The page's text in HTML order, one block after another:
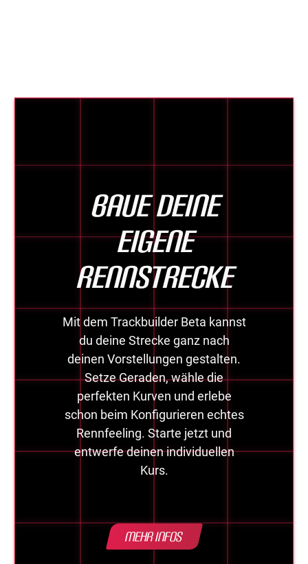
Baue deine
eigene
Rennstrecke
Mit dem Trackbuilder Beta kannst
du deine Strecke ganz nach
deinen Vorstellungen gestalten.
Setze Geraden, wähle die
perfekten Kurven und erlebe
schon beim Konfigurieren echtes
Rennfeeling. Starte jetzt und
entwerfe deinen individuellen
Kurs.
Mehr Infos